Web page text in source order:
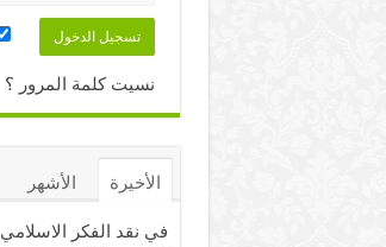
نسيت كلمة المرور ؟
الأخيرة الأشهر
في نقد الفكر الاسلامي